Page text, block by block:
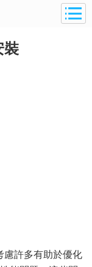
裝
慮許多有助於優化